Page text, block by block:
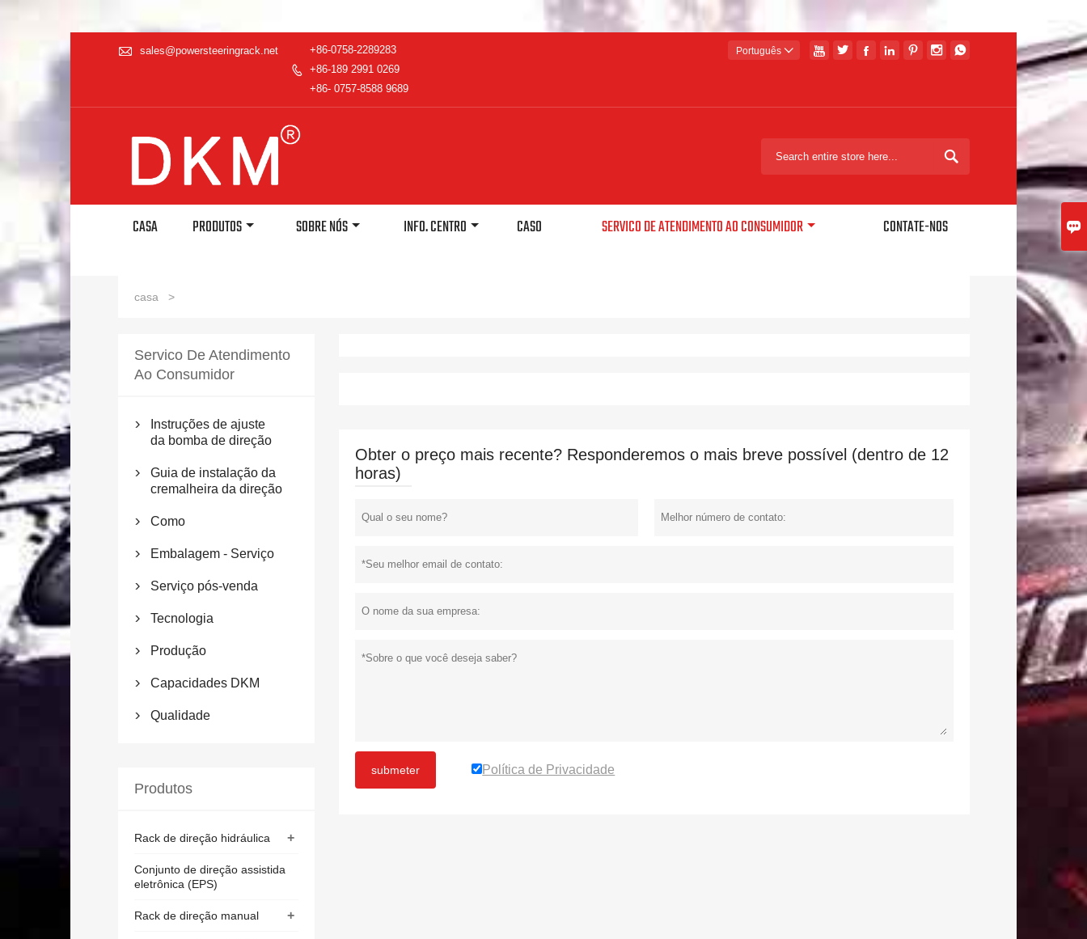

 sales@powersteeringrack.net

+86-0758-2289283
+86-189 2991 0269
+86- 0757-8588 9689
      
Português 

CASA PRODUTOS SOBRE NÓS INFO. CENTRO CASO SERVICO DE ATENDIMENTO AO CONSUMIDOR CONTATE-NOS
casa >
Obter o preço mais recente? Responderemos o mais breve possível (dentro de 12
horas)
submeter Política de Privacidade
Servico De Atendimento
Ao Consumidor

Instruções de ajuste
da bomba de direção

Guia de instalação da
cremalheira da direção
 Como
 Embalagem - Serviço
 Serviço pós-venda
 Tecnologia
 Produção
 Capacidades DKM
 Qualidade
Produtos
+
Rack de direção hidráulica
Conjunto de direção assistida
eletrônica (EPS)
+
Rack de direção manual